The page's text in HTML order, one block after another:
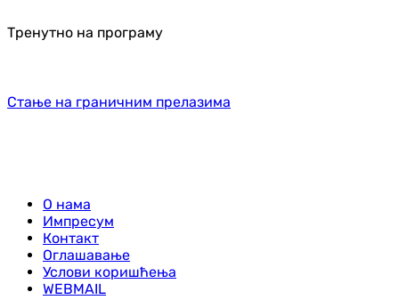
Тренутно на програму
Стање на граничним прелазима
О нама
Импресум
Контакт
Оглашавање
Услови коришћења
WEBMAIL